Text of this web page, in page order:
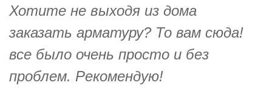
Хотите не выходя из дома
заказать арматуру? То вам сюда!
все было очень просто и без
проблем. Рекомендую!